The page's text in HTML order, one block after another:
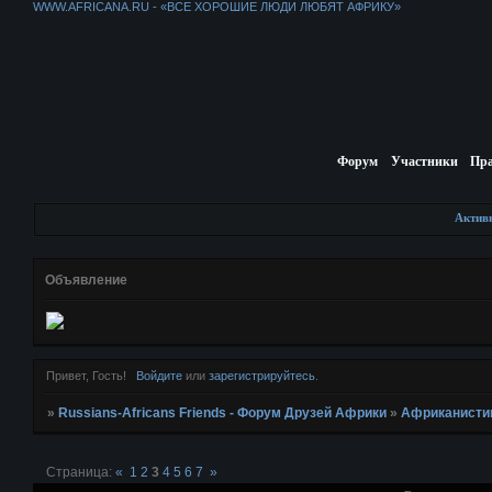
WWW.AFRICANA.RU - «ВСЕ ХОРОШИЕ ЛЮДИ ЛЮБЯТ АФРИКУ»
Форум Участники
Объявление
Привет, Гость! Войдитеили зарегистрируйтесь.
» Russians-Africans Friends - Форум Друзей Африки »
Страница:« 1 2 3 4 5 6 7 »